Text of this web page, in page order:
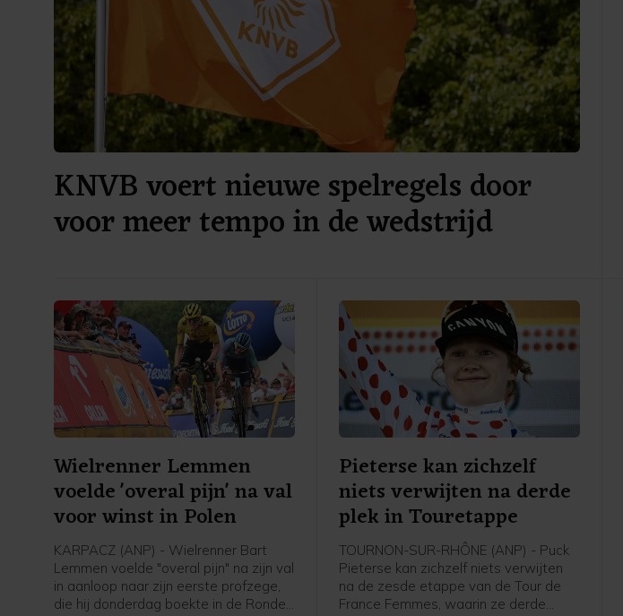
KNVB voert nieuwe spelregels door
voor meer tempo in de wedstrijd
Wielrenner Lemmen
voelde 'overal pijn' na val
voor winst in Polen
KARPACZ (ANP) - Wielrenner Bart
Lemmen voelde "overal pijn" na zijn val
in aanloop naar zijn eerste profzege,
die hij donderdag boekte in de Ronde
Pieterse kan zichzelf
niets verwijten na derde
plek in Touretappe
TOURNON-SUR-RHÔNE (ANP) - Puck
Pieterse kan zichzelf niets verwijten
na de zesde etappe van de Tour de
France Femmes, waarin ze derde